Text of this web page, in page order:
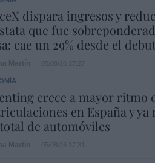
dispara ingresos y
que fue
cae un 29% desde el
crece a mayor ritmo
en España y ya
de automóviles